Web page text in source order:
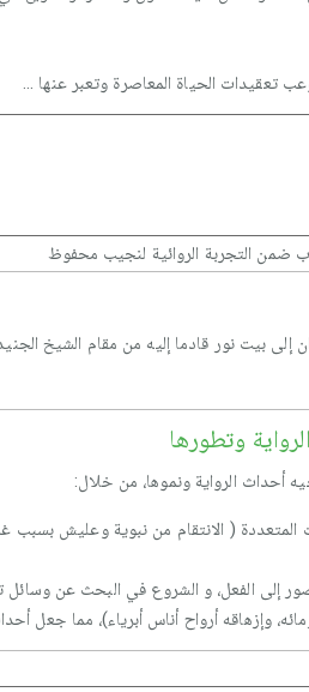
تعقيدات الحياة المعاصرة وتعبر عنها ...
ضمن التجربة الروائية لنجيب محفوظ
بيت نور قادما إليه من مقام الشيخ
وتطورها
أحداث الرواية ونموها، من خلال:
( الانتقام من نبوية وعليش بسبب
إلى الفعل، و الشروع في البحث عن
وإزهاقه أرواح أناس أبرياء)، مما جعل